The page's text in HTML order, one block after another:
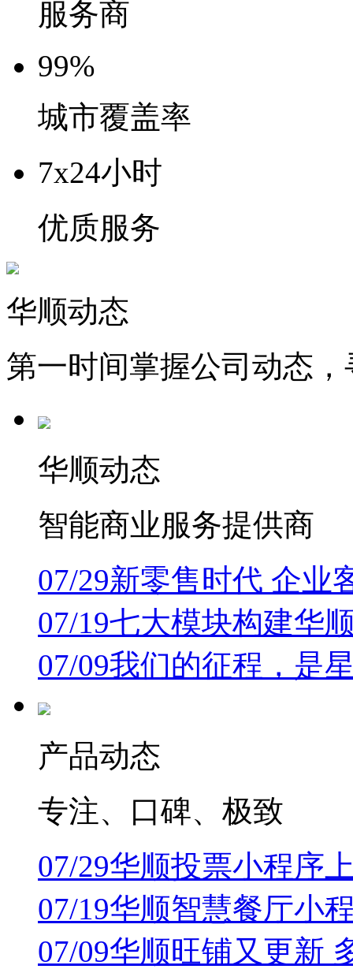
服务商
99%
城市覆盖率
7x24小时
优质服务
华顺动态
第一时间掌握公司动态
华顺动态
智能商业服务提供商
07/29新零售时代 企业
07/19七大模块构建华
07/09我们的征程，是
产品动态
专注、口碑、极致
07/29华顺投票小程序
07/19华顺智慧餐厅小
07/09华顺旺铺又更新